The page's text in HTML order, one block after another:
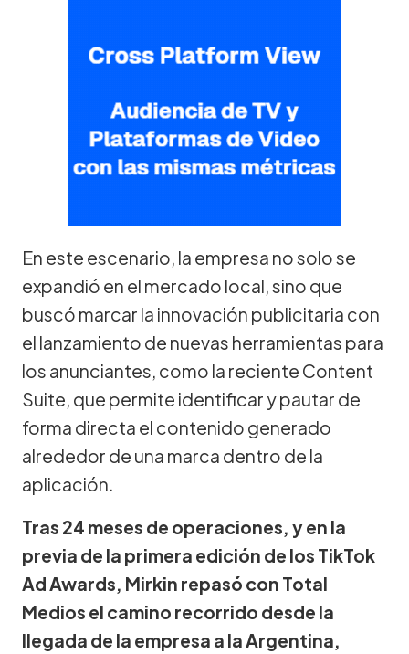
En este escenario, la empresa no solo se
expandió en el mercado local, sino que
buscó marcar la innovación publicitaria con
el lanzamiento de nuevas herramientas para
los anunciantes, como la reciente Content
Suite, que permite identificar y pautar de
forma directa el contenido generado
alrededor de una marca dentro de la
aplicación.
Tras 24 meses de operaciones, y en la
previa de la primera edición de los TikTok
Ad Awards, Mirkin repasó con Total
Medios el camino recorrido desde la
llegada de la empresa a la Argentina,